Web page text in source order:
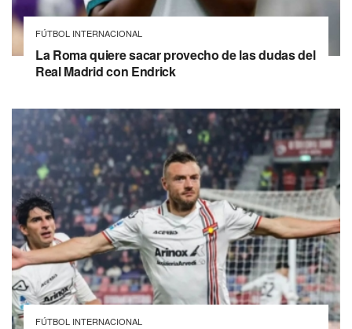
FÚTBOL INTERNACIONAL
La Roma quiere sacar provecho de las dudas del
Real Madrid con Endrick
FÚTBOL INTERNACIONAL